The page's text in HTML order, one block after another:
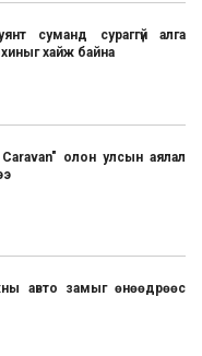
суманд сураггүй алга
хайж байна
олон улсын аялал
авто замыг өнөөдрөөс